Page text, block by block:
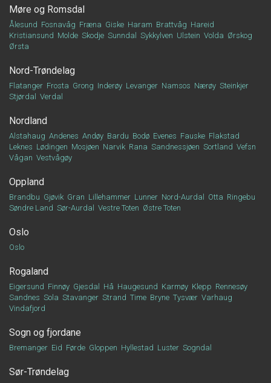
Møre og Romsdal
Ålesund Fosnavåg Fræna Giske Haram Brattvåg Hareid
Kristiansund Molde Skodje Sunndal Sykkylven Ulstein Volda Ørskog
Ørsta
Nord-Trøndelag
Flatanger Frosta Grong Inderøy Levanger Namsos Nærøy Steinkjer
Stjørdal
Verdal
Nordland
Alstahaug Andenes Andøy Bardu Bodø Evenes Fauske Flakstad
Leknes Lødingen Mosjøen Narvik Rana Sandnessjøen Sortland Vefsn
Vågan Vestvågøy
Oppland
Brandbu Gjøvik Gran Lillehammer Lunner Nord-Aurdal Otta Ringebu
Søndre Land Sør-Aurdal Vestre Toten Østre Toten
Oslo
Oslo
Rogaland
Eigersund Finnøy Gjesdal Hå Haugesund Karmøy Klepp Rennesøy
Sandnes Sola Stavanger Strand Time Bryne Tysvær Varhaug
Vindafjord
Sogn og fjordane
Bremanger Eid Førde Gloppen Hyllestad Luster Sogndal
Sør-Trøndelag